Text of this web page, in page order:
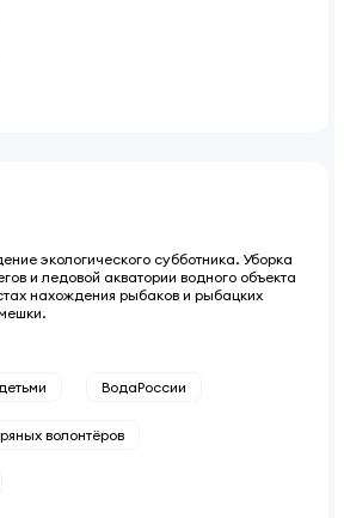
экологического субботника. Уборка
и ледовой акватории водного объекта
нахождения рыбаков и рыбацких
ВодаРоссии
волонтёров